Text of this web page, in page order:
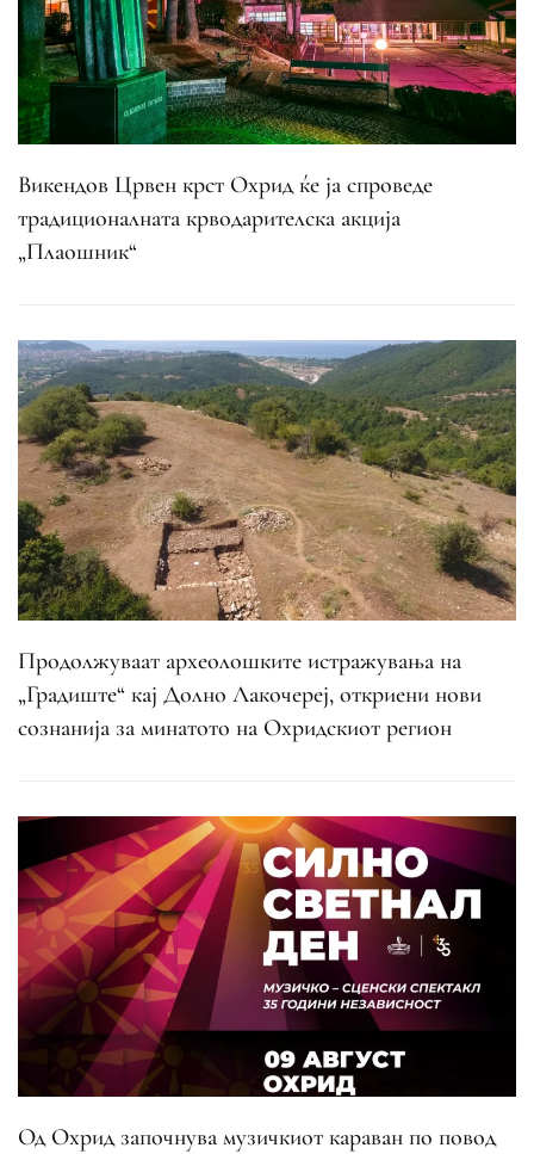
Викендов Црвен крст Охрид ќе ја спроведе
традиционалната крводарителска акција
„Плаошник“
Продолжуваат археолошките истражувања на
„Градиште“ кај Долно Лакочереј, откриени нови
сознанија за минатото на Охридскиот регион
Од Охрид започнува музичкиот караван по повод